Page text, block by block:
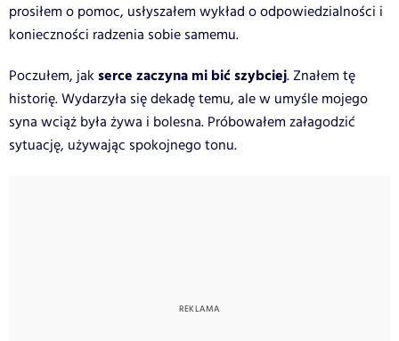
prosiłem o pomoc, usłyszałem wykład o odpowiedzialności i
konieczności radzenia sobie samemu.
Poczułem, jak serce zaczyna mi bić szybciej. Znałem tę
historię. Wydarzyła się dekadę temu, ale w umyśle mojego
syna wciąż była żywa i bolesna. Próbowałem załagodzić
sytuację, używając spokojnego tonu.